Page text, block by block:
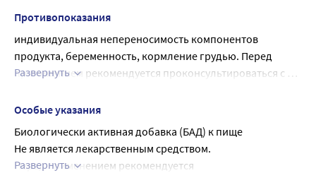
Противопоказания
индивидуальная непереносимость компонентов
продукта, беременность, кормление грудью. Перед
применением рекомендуется проконсультироваться с
Развернуть
Особые указания
Биологически активная добавка (БАД) к пище
Не является лекарственным средством.
Перед применением рекомендуется
Развернуть